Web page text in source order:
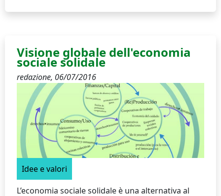
Visione globale dell'economia
sociale solidale
redazione, 06/07/2016
Idee e valori
L’economia sociale solidale è una alternativa al